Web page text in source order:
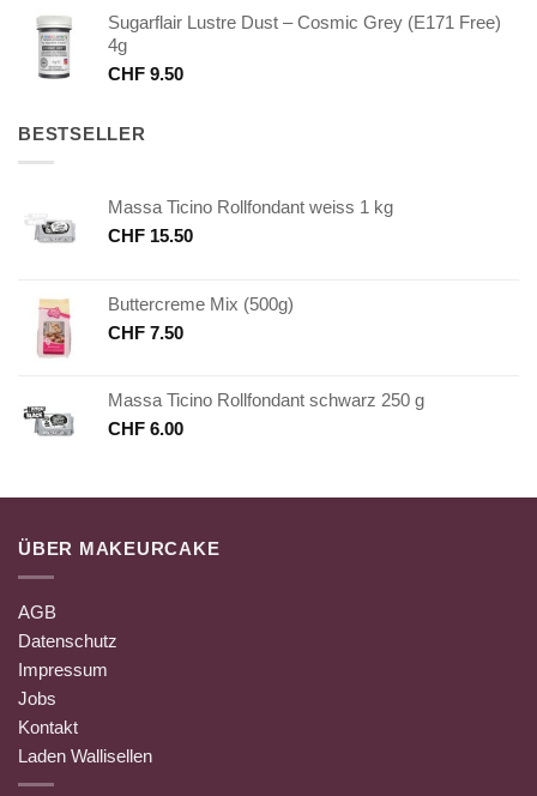
Sugarflair Lustre Dust – Cosmic Grey (E171 Free)
4g
CHF 9.50
BESTSELLER
Massa Ticino Rollfondant weiss 1 kg
CHF 15.50
Buttercreme Mix (500g)
CHF 7.50
Massa Ticino Rollfondant schwarz 250 g
CHF 6.00
ÜBER MAKEURCAKE
AGB
Datenschutz
Impressum
Jobs
Kontakt
Laden Wallisellen